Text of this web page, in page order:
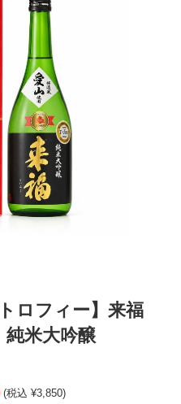
ロフィー】来福
米大吟醸
(税込 ¥3,850)